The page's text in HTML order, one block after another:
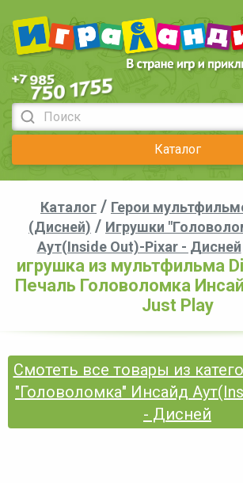
Каталог
Каталог / Герои
(Дисней) / Игрушки
Аут(Inside Out)-Pixar - Дисней
игрушка из мультфильма
Печаль Головоломка
Just Play
Смотеть все товары из
"Головоломка" Инсайд
- Дисней